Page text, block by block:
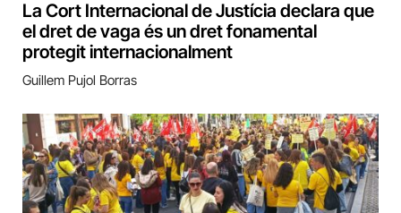
La Cort Internacional de Justícia declara que
el dret de vaga és un dret fonamental
protegit internacionalment
Guillem Pujol Borras